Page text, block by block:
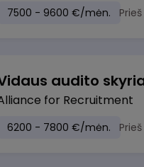
7500 - 9600 €/mėn.
audito
for Recruitment
6200 - 7800 €/mėn.